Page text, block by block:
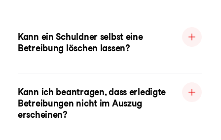
Kann ein Schuldner selbst eine
Betreibung löschen lassen?
Kann ich beantragen, dass erledigte
Betreibungen nicht im Auszug
erscheinen?